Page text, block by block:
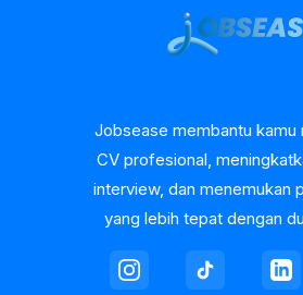
Jobsease membantu kamu
CV profesional,
interview, dan menemukan
yang lebih tepat dengan